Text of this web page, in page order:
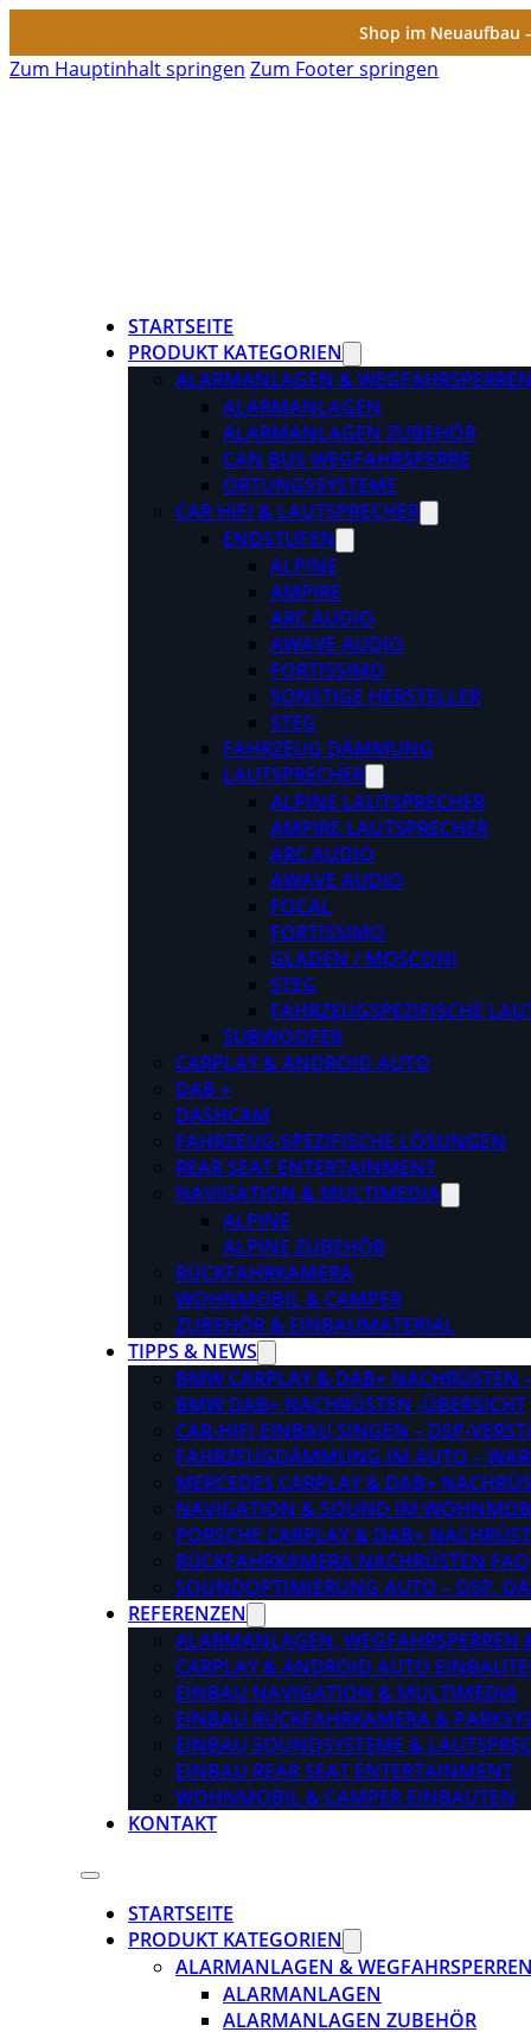
Shop im Neuaufbau
Zum Hauptinhalt springen Zum Footer springen
STARTSEITE
PRODUKT KATEGORIEN
ALARMANLAGEN & WEGFAHRSPERREN
ALARMANLAGEN
ALARMANLAGEN ZUBEHÖR
CAN BUS WEGFAHRSPERRE
ORTUNGSSYSTEME
CAR HIFI & LAUTSPRECHER
ENDSTUFEN
ALPINE
AMPIRE
ARC AUDIO
AWAVE AUDIO
FORTISSIMO
SONSTIGE HERSTELLER
STEG
FAHRZEUG DÄMMUNG
LAUTSPRECHER
ALPINE LAUTSPRECHER
AMPIRE LAUTSPRECHER
ARC AUDIO
AWAVE AUDIO
FOCAL
FORTISSIMO
GLADEN / MOSCONI
STEG
FAHRZEUGSPEZIFISCHE
SUBWOOFER
CARPLAY & ANDROID AUTO
DAB +
DASHCAM
FAHRZEUG-SPEZIFISCHE LÖSUNGEN
REAR SEAT ENTERTAINMENT
NAVIGATION & MULTIMEDIA
ALPINE
ALPINE ZUBEHÖR
RÜCKFAHRKAMERA
WOHNMOBIL & CAMPER
ZUBEHÖR & EINBAUMATERIAL
TIPPS & NEWS
BMW CARPLAY & DAB+ NACHRÜSTEN
BMW DAB+ NACHRÜSTEN -ÜBERSICHT
CAR-HIFI EINBAU SINGEN – DSP-
FAHRZEUGDÄMMUNG IM AUTO –
MERCEDES CARPLAY & DAB+
NAVIGATION & SOUND IM
PORSCHE CARPLAY & DAB+
RÜCKFAHRKAMERA NACHRÜSTEN FAQ
SOUNDOPTIMIERUNG AUTO – DSP,
REFERENZEN
ALARMANLAGEN, WEGFAHRSPERREN
CARPLAY & ANDROID AUTO
EINBAU NAVIGATION & MULTIMEDIA
EINBAU RÜCKFAHRKAMERA &
EINBAU SOUNDSYSTEME &
EINBAU REAR SEAT ENTERTAINMENT
WOHNMOBIL & CAMPER EINBAUTEN
KONTAKT
STARTSEITE
PRODUKT KATEGORIEN
ALARMANLAGEN & WEGFAHRSPERREN
ALARMANLAGEN
ALARMANLAGEN ZUBEHÖR